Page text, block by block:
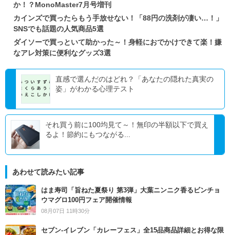
か！？MonoMaster7月号増刊
カインズで買ったらもう手放せない！「88円の洗剤が凄い…！」
SNSでも話題の人気商品5選
ダイソーで買っといて助かった～！身軽におでかけできて楽！嫌
なアレ対策に便利なグッズ3選
直感で選んだのはどれ？「あなたの隠れた真実の
姿」がわかる心理テスト
それ買う前に100均見て～！無印の半額以下で買え
るよ！節約にもつながる...
あわせて読みたい記事
はま寿司「旨ねた夏祭り 第3弾」大葉ニンニク香るビンチョ
ウマグロ100円フェア開催情報
08月07日 11時30分
セブン‐イレブン「カレーフェス」全15品商品詳細とお得な限